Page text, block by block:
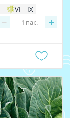
VI—IX
− +
1 пак.